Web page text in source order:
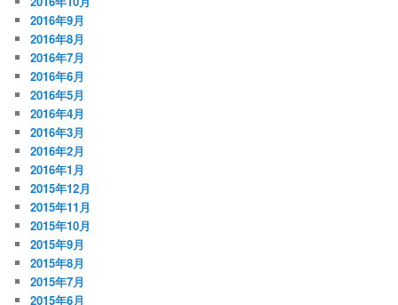
2016年9月
2016年8月
2016年7月
2016年6月
2016年5月
2016年4月
2016年3月
2016年2月
2016年1月
2015年12月
2015年11月
2015年10月
2015年9月
2015年8月
2015年7月
2015年6月